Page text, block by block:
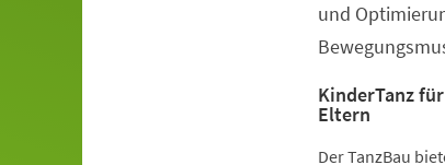
und
KinderTanz
Eltern
Der TanzBau